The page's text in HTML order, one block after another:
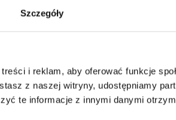
Szczegóły
i reklam, aby oferować funkcje
z naszej witryny, udostępniamy
te informacje z innymi danymi
TOP 100